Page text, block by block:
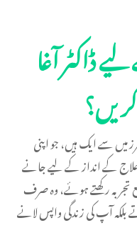
ڈاکٹر آغا
میں سے ایک ہیں، جو اپنی
علاج کے انداز کے لیے جانے
رکھتے ہوئے، وہ صرف
بلکہ آپ کی زندگی واپس لانے